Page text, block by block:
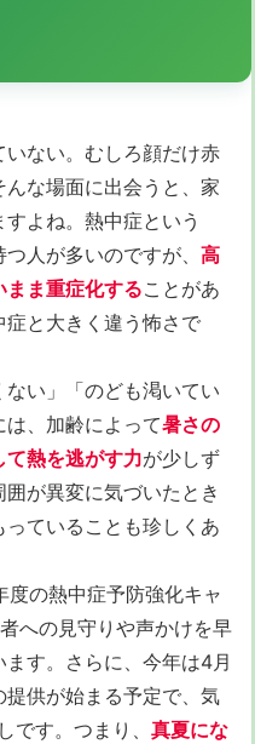
いない。むしろ顔だけ赤
な場面に出会うと、家
よね。熱中症という
人が多いのですが、 高
ま重症化することがあ
症と大きく違う怖さで
い」「のども渇いてい
、加齢によって暑さの
熱を逃がす力が少しず
が異変に気づいたとき
ていることも珍しくあ
の熱中症予防強化キャ
への見守りや声かけを早
す。さらに、今年は4月
供が始まる予定で、気
です。つまり、 真夏にな